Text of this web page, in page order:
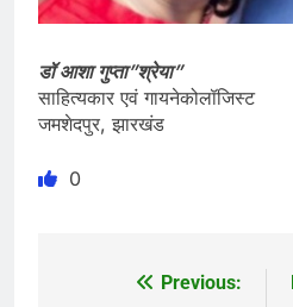
डॉ आशा गुप्ता”श्रेया”
साहित्यकार एवं गायनेकोलॉजिस्ट
जमशेदपुर, झारखंड
0
Previous: